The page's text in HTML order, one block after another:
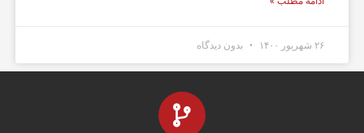
۲۶ شهریور ۱۴۰۰ بدون دیدگاه